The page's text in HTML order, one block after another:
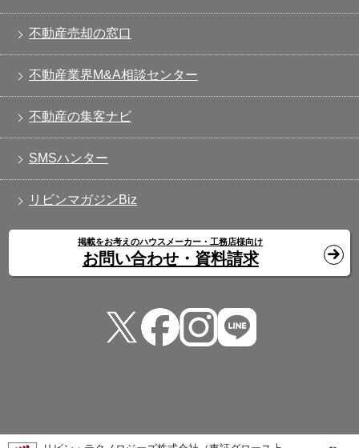
不動産売却の窓口
不動産業界M&A相談センター
不動産の集客ナビ
SMSハンター
リビンマガジンBiz
掲載をお考えのハウスメーカー・工務店様向け
お問い合わせ・資料請求